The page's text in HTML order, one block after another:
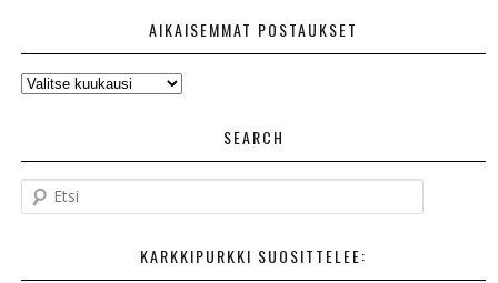
AIKAISEMMAT POSTAUKSET
AIKAISEMMAT
SEARCH
t
KARKKIPURKKI SUOSITTELEE: